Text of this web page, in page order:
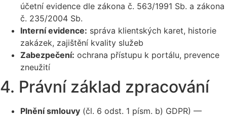
účetní evidence dle zákona č. 563/1991 Sb. a zákona
č. 235/2004 Sb.
Interní evidence: správa klientských karet, historie
zakázek, zajištění kvality služeb
Zabezpečení: ochrana přístupu k portálu, prevence
zneužití
4. Právní základ zpracování
Plnění smlouvy (čl. 6 odst. 1 písm. b) GDPR) —